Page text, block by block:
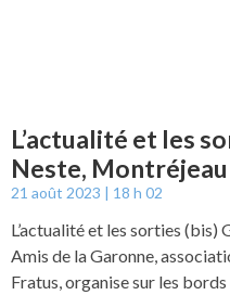
L’actualité et les
Neste,
21 août 2023 18 h 02
L’actualité et les sorties (bis)
Amis de la Garonne,
Fratus, organise sur les